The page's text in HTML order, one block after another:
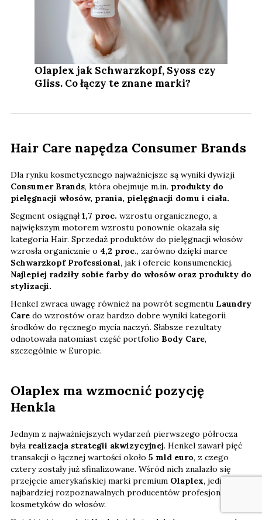
Olaplex jak Schwarzkopf, Syoss czy
Gliss. Co łączy te znane marki?
Hair Care napędza Consumer Brands
Dla rynku kosmetycznego najważniejsze są wyniki dywizji
Consumer Brands, która obejmuje m.in. produkty do
pielęgnacji włosów, prania, pielęgnacji domu i ciała.
Segment osiągnął1,7 proc. wzrostu organicznego, a
największym motorem wzrostu ponownie okazała się
kategoria Hair. Sprzedaż produktów do pielęgnacji włosów
wzrosła organicznie o 4,2 proc., zarówno dzięki marce
Schwarzkopf Professional, jak i ofercie konsumenckiej.
Najlepiej radziły sobie farby do włosów oraz produkty do
stylizacji.
Henkel zwraca uwagę również na powrót segmentu Laundry
Care do wzrostów oraz bardzo dobre wyniki kategorii
środków do ręcznego mycia naczyń. Słabsze rezultaty
odnotowała natomiast część portfolio Body Care,
szczególnie w Europie.
Olaplex ma wzmocnić pozycję
Henkla
Jednym z najważniejszych wydarzeń pierwszego półrocza
była realizacja strategii akwizycyjnej. Henkel zawarł pięć
transakcji o łącznej wartości około 5 mld euro, z czego
cztery zostały już sfinalizowane. Wśród nich znalazło się
przejęcie amerykańskiej marki premium Olaplex, jednego z
najbardziej rozpoznawalnych producentów profesjonalnych
kosmetyków do włosów.